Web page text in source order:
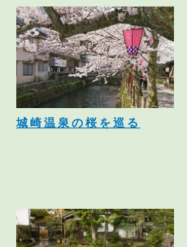
城崎温泉の桜を巡る